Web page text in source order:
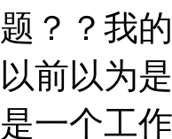
题？？我
以前以为
是一个工